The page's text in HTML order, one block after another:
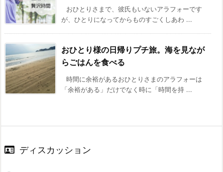
おひとりさまで、彼氏もいないアラフォーです
が、ひとりになってからものすごくしあわ ...
おひとり様の日帰りプチ旅。海を見なが
らごはんを食べる
時間に余裕があるおひとりさまのアラフォーは
「余裕がある」だけでなく時に「時間を持 ...
ディスカッション